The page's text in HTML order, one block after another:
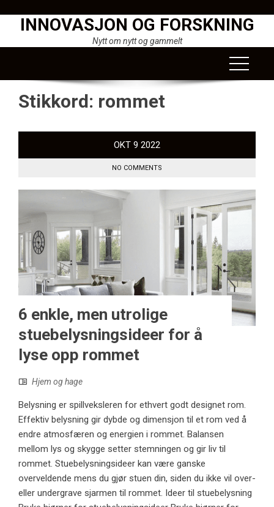
INNOVASJON OG FORSKNING
Nytt om nytt og gammelt
Stikkord: rommet
OKT 9 2022
NO COMMENTS
6 enkle, men utrolige
stuebelysningsideer for å
lyse opp rommet
Hjem og hage
Belysning er spillveksleren for ethvert godt designet rom.
Effektiv belysning gir dybde og dimensjon til et rom ved å
endre atmosfæren og energien i rommet. Balansen
mellom lys og skygge setter stemningen og gir liv til
rommet. Stuebelysningsideer kan være ganske
overveldende mens du gjør stuen din, siden du ikke vil over-
eller undergrave sjarmen til rommet. Ideer til stuebelysning